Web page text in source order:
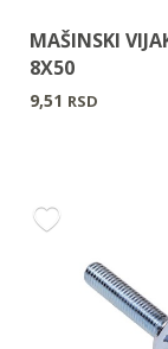
MAŠINSKI
8X50
9,51 RSD